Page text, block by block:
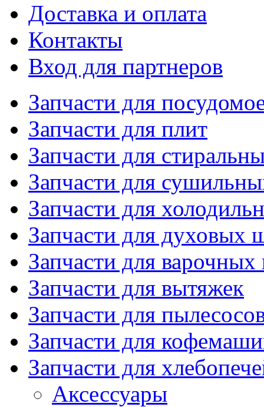
Доставка и оплата
Контакты
Вход для партнеров
Запчасти для
Запчасти для плит
Запчасти для
Запчасти для
Запчасти для
Запчасти для духовых
Запчасти для варочных
Запчасти для вытяжек
Запчасти для
Запчасти для
Запчасти для
Аксессуары